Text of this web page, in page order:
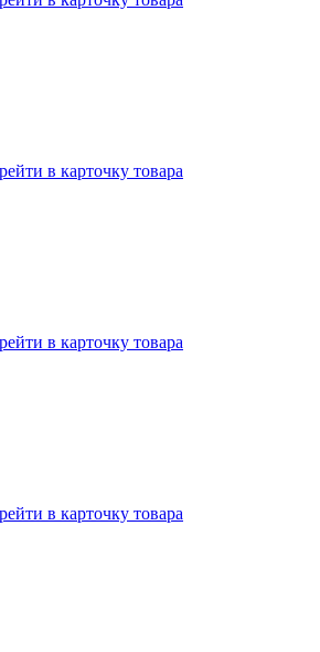
в карточку товара
в карточку товара
в карточку товара